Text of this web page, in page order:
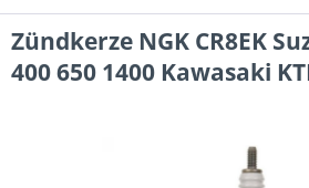
Zündkerze NGK CR8EK
400 650 1400 Kawasaki